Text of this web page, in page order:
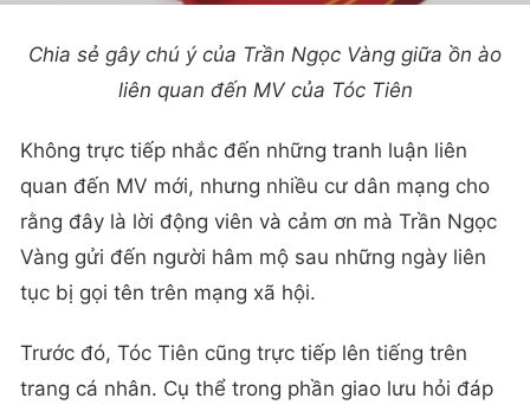
Chia sẻ gây chú ý của Trần Ngọc Vàng giữa ồn ào
liên quan đến MV của Tóc Tiên
Không trực tiếp nhắc đến những tranh luận liên
quan đến MV mới, nhưng nhiều cư dân mạng cho
rằng đây là lời động viên và cảm ơn mà Trần Ngọc
Vàng gửi đến người hâm mộ sau những ngày liên
tục bị gọi tên trên mạng xã hội.
Trước đó, Tóc Tiên cũng trực tiếp lên tiếng trên
trang cá nhân. Cụ thể trong phần giao lưu hỏi đáp